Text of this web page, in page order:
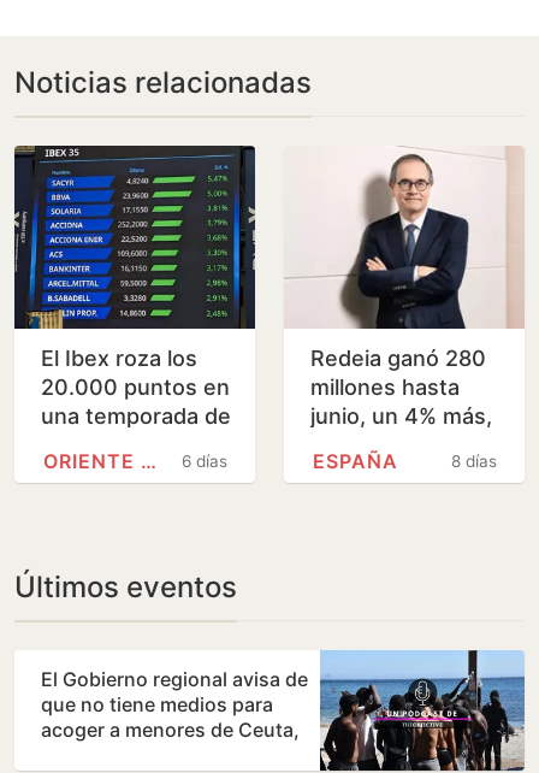
Noticias relacionadas
El Ibex roza los
20.000 puntos en
una temporada de
para la banca
6 días
ORIENTE MEDIO
Redeia ganó 280
millones hasta
junio, un 4% más,
y disparço sus
inversiones a 657
8 días
ESPAÑA
Últimos eventos
El Gobierno regional avisa de
que no tiene medios para
acoger a menores de Ceuta,